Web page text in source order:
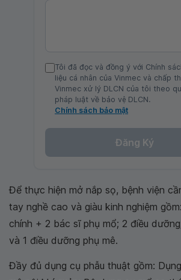
Tôi đã đọc và đồng ý với Chính
liệu cá nhân của Vinmec và chấp
Vinmec xử lý DLCN của tôi theo
pháp luật về bảo vệ DLCN.
Chính sách bảo mật
Đăng Ký
Để thực hiện mở nắp sọ, bệnh viện
tay nghề cao và giàu kinh nghiệm
chính + 2 bác sĩ phụ mổ; 2 điều
và 1 điều dưỡng phụ mê.
Đầy đủ dụng cụ phẫu thuật gồm: